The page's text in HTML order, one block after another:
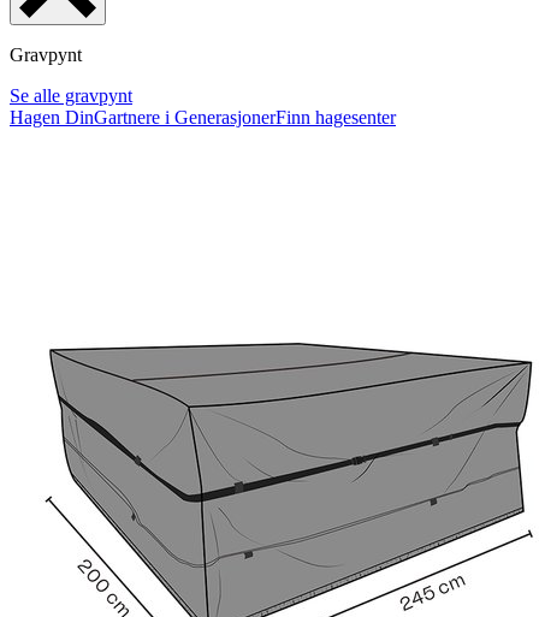
Gravpynt
Se alle gravpynt
Hagen DinGartnere i GenerasjonerFinn hagesenter